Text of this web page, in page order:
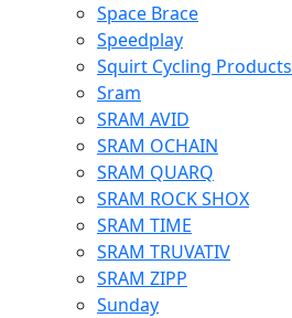
Space Brace
Speedplay
Squirt Cycling Products
Sram
SRAM AVID
SRAM OCHAIN
SRAM QUARQ
SRAM ROCK SHOX
SRAM TIME
SRAM TRUVATIV
SRAM ZIPP
Sunday